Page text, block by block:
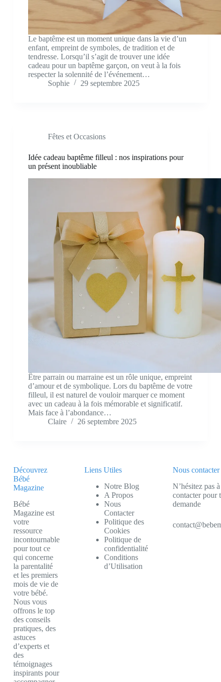
Le baptême est un moment unique dans la vie d’un
enfant, empreint de symboles, de tradition et de
tendresse. Lorsqu’il s’agit de trouver une idée
cadeau pour un baptême garçon, on veut à la fois
respecter la solennité de l’événement…
Sophie
29 septembre 2025
Fêtes et Occasions
Idée cadeau baptême filleul : nos inspirations pour
un présent inoubliable
Être parrain ou marraine est un rôle unique, empreint
d’amour et de symbolique. Lors du baptême de votre
filleul, il est naturel de vouloir marquer ce moment
avec un cadeau à la fois mémorable et significatif.
Mais face à l’abondance…
Claire
26 septembre 2025
Découvrez
Bébé
Magazine
Bébé
Magazine est
votre
ressource
incontournable
pour tout ce
qui concerne
la parentalité
et les premiers
mois de vie de
votre bébé.
Nous vous
offrons le top
des conseils
pratiques, des
astuces
d’experts et
des
témoignages
inspirants pour
Liens Utiles
Notre Blog
A Propos
Nous
Contacter
Politique des
Cookies
Politique de
confidentialité
Conditions
d’Utilisation
Nous contacter
N’hésitez pas
contacter pour
demande